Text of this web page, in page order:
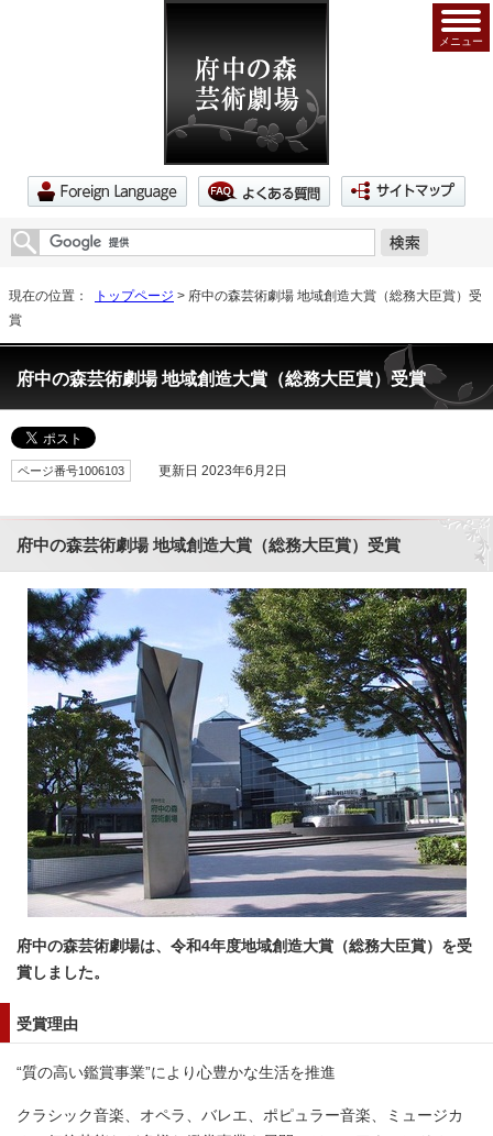
メニュー
現在の位置： トップページ > 府中の森芸術劇場 地域創造大賞（総務大臣賞）受
賞
府中の森芸術劇場 地域創造大賞（総務大臣賞）受賞
ページ番号1006103 更新日 2023年6月2日
府中の森芸術劇場 地域創造大賞（総務大臣賞）受賞
府中の森芸術劇場は、令和4年度地域創造大賞（総務大臣賞）を受
賞しました。
受賞理由
“質の高い鑑賞事業”により心豊かな生活を推進
クラシック音楽、オペラ、バレエ、ポピュラー音楽、ミュージカ